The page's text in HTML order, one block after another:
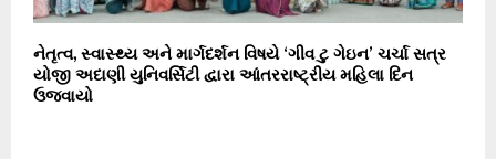
નેતૃત્વ, સ્વાસ્થ્ય અને માર્ગદર્શન વિષયે ‘ગીવ ટુ ગેઇન’ ચર્ચા સત્ર
યોજી અદાણી યુનિવર્સિટી દ્વારા આંતરરાષ્ટ્રીય મહિલા દિન
ઉજવાયો